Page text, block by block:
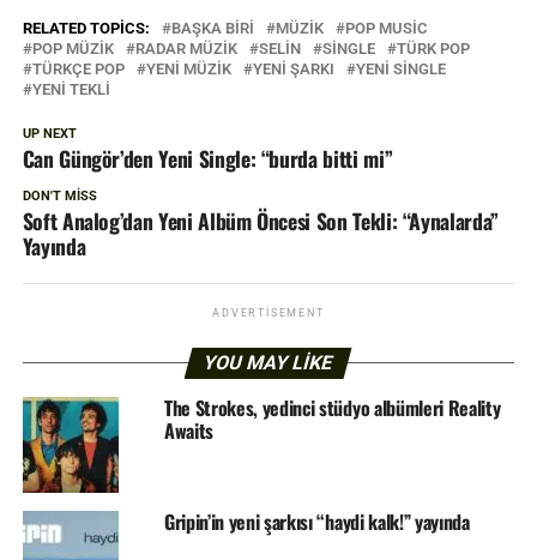
RELATED TOPICS: BAŞKA BIRI MÜZIK
POP MUSIC
POP MÜZIK
RADAR MÜZIK SELIN SINGLE
TÜRK POP
TÜRKÇE POP
YENI MÜZIK YENI ŞARKI
YENI SINGLE
YENI TEKLI
UP NEXT
Can Güngör’den Yeni Single: “burda bitti mi”
DON'T MISS
Soft Analog’dan Yeni Albüm Öncesi Son Tekli: “Aynalarda”
Yayında
ADVERTISEMENT
YOU MAY LIKE
The Strokes, yedinci stüdyo albümleri Reality
Awaits
Gripin’in yeni şarkısı “haydi kalk!” yayında